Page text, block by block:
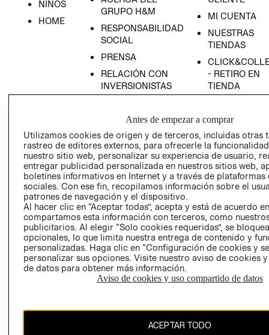
NIÑOS
HOME
GRUPO H&M
RESPONSABILIDAD
SOCIAL
PRENSA
RELACIÓN CON
INVERSIONISTAS
EMPRESARIAL
MI CUENTA
NUESTRAS
TIENDAS
- RETIRO EN
TIENDA
AVISO DE
PRIVACIDAD
GIFT CARD
AVISO DE
COOKIES
Uruguay ($U)
Antes de empezar a comprar
Utilizamos cookies de origen y de terceros, incluidas otras
rastreo de editores externos, para ofrecerle la
nuestro sitio web, personalizar su experiencia de usuario,
entregar publicidad personalizada en nuestros sitios web,
boletines informativos en Internet y a través de plataformas
sociales. Con ese fin, recopilamos información sobre el
patrones de navegación y el dispositivo.
Al hacer clic en “Aceptar todas”, acepta y está de acuerdo
compartamos esta información con terceros, como
publicitarios. Al elegir “Solo cookies requeridas”, se
opcionales, lo que limita nuestra entrega de contenido y
personalizadas. Haga clic en “Configuración de cookies y
personalizar sus opciones. Visite nuestro aviso de cookies
de datos para obtener más información.
Aviso de cookies y uso compartido de datos
ACEPTAR TODO